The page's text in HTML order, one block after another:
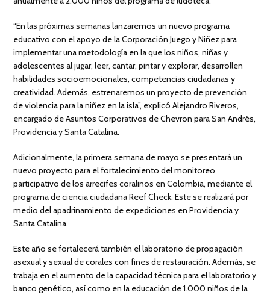
“En las próximas semanas lanzaremos un nuevo programa
educativo con el apoyo de la Corporación Juego y Niñez para
implementar una metodología en la que los niños, niñas y
adolescentes al jugar, leer, cantar, pintar y explorar, desarrollen
habilidades socioemocionales, competencias ciudadanas y
creatividad. Además, estrenaremos un proyecto de prevención
de violencia para la niñez en la isla”, explicó Alejandro Riveros,
encargado de Asuntos Corporativos de Chevron para San Andrés,
Providencia y Santa Catalina.
Adicionalmente, la primera semana de mayo se presentará un
nuevo proyecto para el fortalecimiento del monitoreo
participativo de los arrecifes coralinos en Colombia, mediante el
programa de ciencia ciudadana Reef Check. Este se realizará por
medio del apadrinamiento de expediciones en Providencia y
Santa Catalina.
Este año se fortalecerá también el laboratorio de propagación
asexual y sexual de corales con fines de restauración. Además, se
trabaja en el aumento de la capacidad técnica para el laboratorio y
banco genético, así como en la educación de 1.000 niños de la